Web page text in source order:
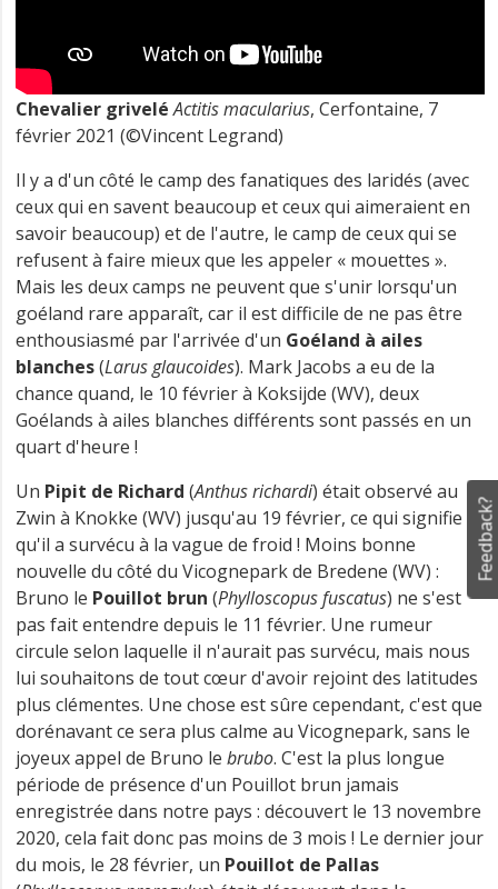
Chevalier grivelé Actitis macularius, Cerfontaine, 7
février 2021 (©Vincent Legrand)
Il y a d'un côté le camp des fanatiques des laridés (avec
ceux qui en savent beaucoup et ceux qui aimeraient en
savoir beaucoup) et de l'autre, le camp de ceux qui se
refusent à faire mieux que les appeler « mouettes ».
Mais les deux camps ne peuvent que s'unir lorsqu'un
goéland rare apparaît, car il est difficile de ne pas être
enthousiasmé par l'arrivée d'un Goéland à ailes
blanches(Larus glaucoides). Mark Jacobs a eu de la
chance quand, le 10 février à Koksijde (WV), deux
Goélands à ailes blanches différents sont passés en un
quart d'heure !
Un Pipit de Richard (Anthus richardi) était observé au
Zwin à Knokke (WV) jusqu'au 19 février, ce qui signifie
qu'il a survécu à la vague de froid ! Moins bonne
nouvelle du côté du Vicognepark de Bredene (WV) :
Bruno le Pouillot brun (Phylloscopus fuscatus) ne s'est
pas fait entendre depuis le 11 février. Une rumeur
circule selon laquelle il n'aurait pas survécu, mais nous
lui souhaitons de tout cœur d'avoir rejoint des latitudes
plus clémentes. Une chose est sûre cependant, c'est que
dorénavant ce sera plus calme au Vicognepark, sans le
joyeux appel de Bruno le brubo. C'est la plus longue
période de présence d'un Pouillot brun jamais
enregistrée dans notre pays : découvert le 13 novembre
2020, cela fait donc pas moins de 3 mois ! Le dernier jour
du mois, le 28 février, un Pouillot de Pallas
Feedback?